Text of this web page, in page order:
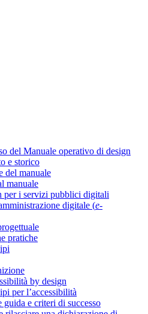
del Manuale operativo di design
e storico
del manuale
manuale
per i servizi pubblici digitali
digitale (e-
pratiche
by design
per l’accessibilità
guida e criteri di successo